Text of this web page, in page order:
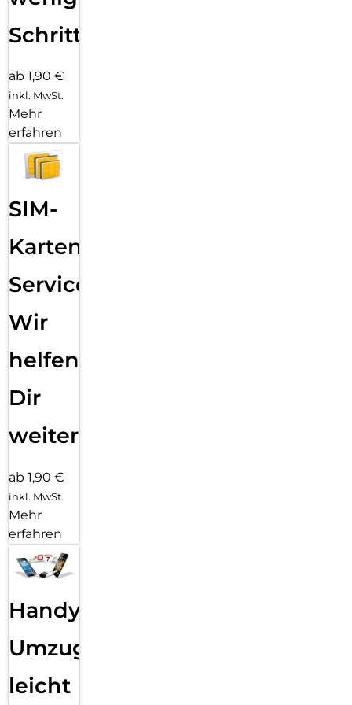
Schritten
ab 1,90 €
inkl. MwSt.
Mehr
erfahren
SIM-
Karten
Service:
Wir
helfen
Dir
weiter
ab 1,90 €
inkl. MwSt.
Mehr
erfahren
Handy
Umzug
leicht